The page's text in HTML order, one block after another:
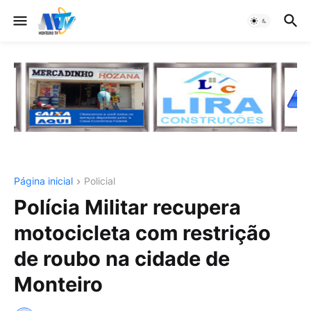
Página inicial Policial
Polícia Militar recupera
motocicleta com restrição
de roubo na cidade de
Monteiro